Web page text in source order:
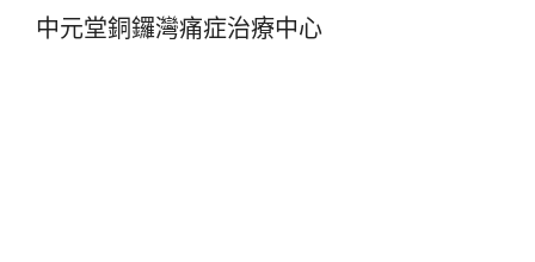
中元堂銅鑼灣痛症治療中心